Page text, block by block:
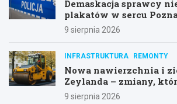
Demaskacja sprawcy
plakatów w sercu
9 sierpnia 2026
INFRASTRUKTURA REMONTY
Nowa nawierzchnia i
Zeylanda – zmiany,
mieszkańców
9 sierpnia 2026